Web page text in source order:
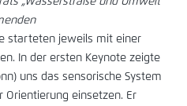
starteten jeweils mit einer
In der ersten Keynote zeigte
uns das sensorische System
Orientierung einsetzen. Er